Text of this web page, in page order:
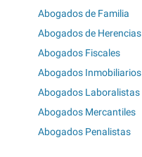
Abogados de Familia
Abogados de Herencias
Abogados Fiscales
Abogados Inmobiliarios
Abogados Laboralistas
Abogados Mercantiles
Abogados Penalistas